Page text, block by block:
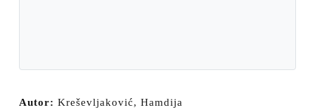
Autor: Kreševljaković, Hamdija